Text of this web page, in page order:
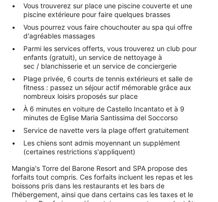
Vous trouverez sur place une piscine couverte et une
piscine extérieure pour faire quelques brasses
Vous pourrez vous faire chouchouter au spa qui offre
d'agréables massages
Parmi les services offerts, vous trouverez un club pour
enfants (gratuit), un service de nettoyage à
sec / blanchisserie et un service de conciergerie
Plage privée, 6 courts de tennis extérieurs et salle de
fitness : passez un séjour actif mémorable grâce aux
nombreux loisirs proposés sur place
À 6 minutes en voiture de Castello Incantato et à 9
minutes de Eglise Maria Santissima del Soccorso
Service de navette vers la plage offert gratuitement
Les chiens sont admis moyennant un supplément
(certaines restrictions s'appliquent)
Mangia's Torre del Barone Resort and SPA propose des
forfaits tout compris. Ces forfaits incluent les repas et les
boissons pris dans les restaurants et les bars de
l'hébergement, ainsi que dans certains cas les taxes et le